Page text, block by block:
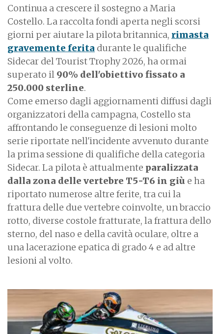
Continua a crescere il sostegno a Maria
Costello. La raccolta fondi aperta negli scorsi
giorni per aiutare la pilota britannica, rimasta
gravemente ferita durante le qualifiche
Sidecar del Tourist Trophy 2026, ha ormai
superato il 90% dell'obiettivo fissato a
250.000 sterline.
Come emerso dagli aggiornamenti diffusi dagli
organizzatori della campagna, Costello sta
affrontando le conseguenze di lesioni molto
serie riportate nell'incidente avvenuto durante
la prima sessione di qualifiche della categoria
Sidecar. La pilota è attualmente paralizzata
dalla zona delle vertebre T5-T6 in giù e ha
riportato numerose altre ferite, tra cui la
frattura delle due vertebre coinvolte, un braccio
rotto, diverse costole fratturate, la frattura dello
sterno, del naso e della cavità oculare, oltre a
una lacerazione epatica di grado 4 e ad altre
lesioni al volto.
m
a